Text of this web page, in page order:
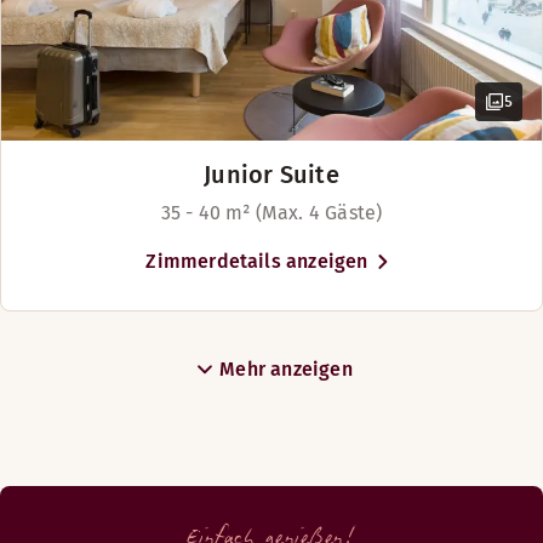
5
Junior Suite
35 - 40 m² (Max. 4 Gäste)
Zimmerdetails anzeigen
Mehr anzeigen